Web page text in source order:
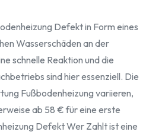
Defekt in Form eines
Wasserschäden an der
schnelle Reaktion und die
sind hier essenziell. Die
Fußbodenheizung variieren,
ab 58 € für eine erste
Defekt Wer Zahlt ist eine